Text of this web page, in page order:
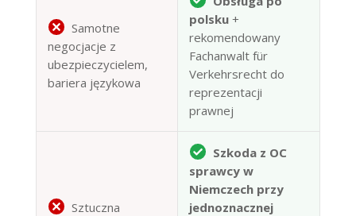
Samotne
negocjacje z
ubezpieczycielem,
bariera językowa
polsku+
rekomendowany
Fachanwalt für
Verkehrsrecht do
reprezentacji
prawnej
Sztuczna
Szkoda z OC
sprawcy w
Niemczech przy
jednoznacznej